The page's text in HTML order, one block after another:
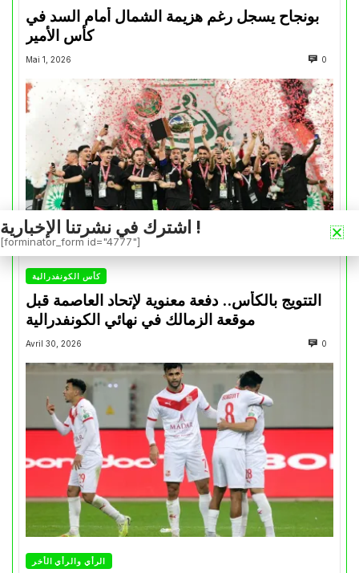
بونجاح يسجل رغم هزيمة الشمال أمام السد في
كأس الأمير
Mai 1, 2026 0
كأس الكونفدرالية
التتويج بالكأس.. دفعة معنوية لإتحاد العاصمة قبل
موقعة الزمالك في نهائي الكونفدرالية
Avril 30, 2026 0
الرأي والرأي الأخر
اشترك في نشرتنا الإخبارية !
[forminator_form id="4777"]